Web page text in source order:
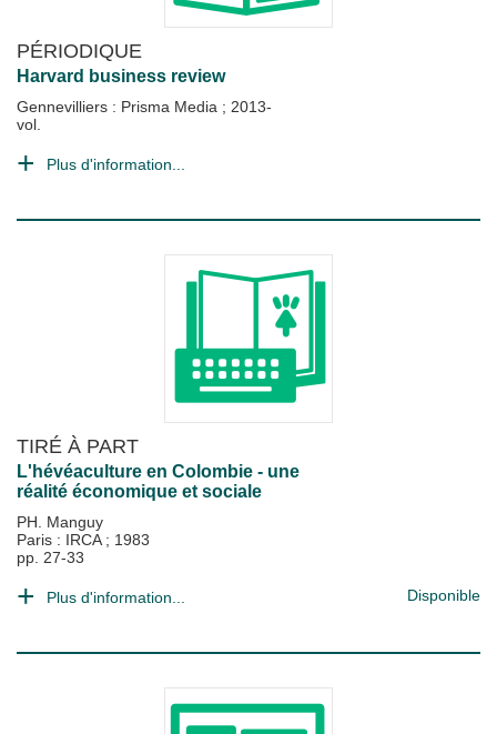
PÉRIODIQUE
Harvard business review
Gennevilliers : Prisma Media ; 2013-
vol.
Plus d'information...
TIRÉ À PART
L'hévéaculture en Colombie - une
réalité économique et sociale
PH. Manguy
Paris : IRCA ; 1983
pp. 27-33
Plus d'information... Disponible